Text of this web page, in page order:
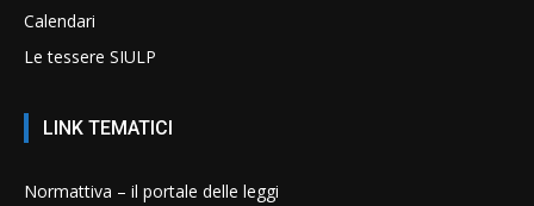
Calendari
Le tessere SIULP
LINK TEMATICI
Normattiva – il portale delle leggi